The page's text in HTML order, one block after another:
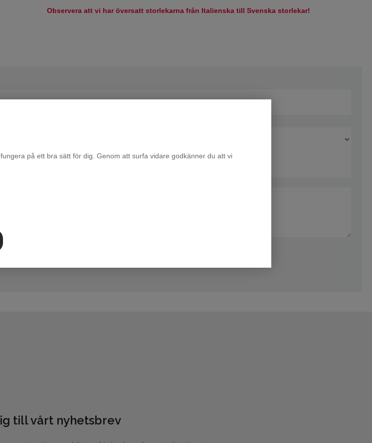
på ett bra sätt för dig. Genom att surfa vidare godkänner du att vi
Observera att vi har översatt storlekarna från Italienska till Svenska storlekar!
till vårt nyhetsbrev